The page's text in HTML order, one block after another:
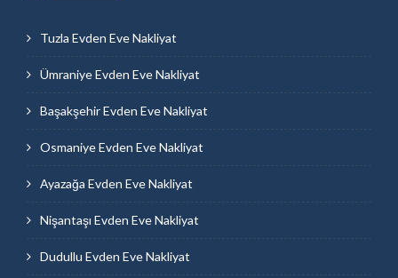
Tuzla Evden Eve Nakliyat
Ümraniye Evden Eve Nakliyat
Başakşehir Evden Eve Nakliyat
Osmaniye Evden Eve Nakliyat
Ayazağa Evden Eve Nakliyat
Nişantaşı Evden Eve Nakliyat
Dudullu Evden Eve Nakliyat